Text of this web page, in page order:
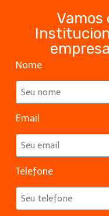
Vamos
Nome
Email
Telefone